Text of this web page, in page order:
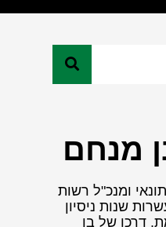
מנחם
ומנכ"ל רשות
שנות ניסיון
דרכו של בן